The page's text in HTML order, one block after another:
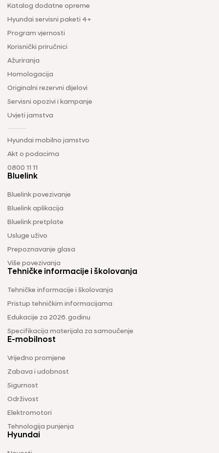
Katalog dodatne opreme
Hyundai servisni paketi 4+
Program vjernosti
Korisnički priručnici
Ažuriranja
Homologacija
Originalni rezervni dijelovi
Servisni opozivi i kampanje
Uvjeti jamstva
Hyundai mobilno jamstvo
Akt o podacima
0800 11 11
Bluelink
Bluelink povezivanje
Bluelink aplikacija
Bluelink pretplate
Usluge uživo
Prepoznavanje glasa
Više povezivanja
Tehničke informacije i školovanja
Tehničke informacije i školovanja
Pristup tehničkim informacijama
Edukacije za 2026. godinu
Specifikacija materijala za samoučenje
E-mobilnost
Vrijedno promjene
Zabava i udobnost
Sigurnost
Održivost
Elektromotori
Tehnologija punjenja
Hyundai